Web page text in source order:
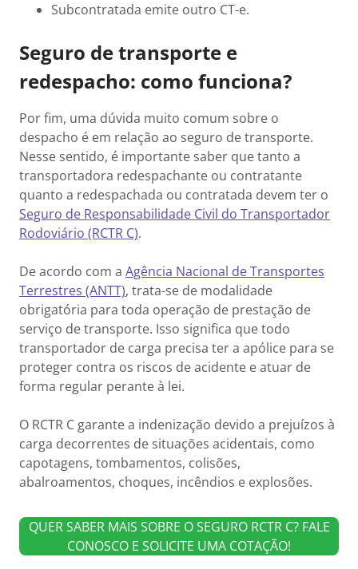
Subcontratada emite outro CT-e.
Seguro de transporte e
redespacho: como funciona?
Por fim, uma dúvida muito comum sobre o
despacho é em relação ao seguro de transporte.
Nesse sentido, é importante saber que tanto a
transportadora redespachante ou contratante
quanto a redespachada ou contratada devem ter o
Seguro de Responsabilidade Civil do Transportador
Rodoviário (RCTR C).
De acordo com a Agência Nacional de Transportes
Terrestres (ANTT), trata-se de modalidade
obrigatória para toda operação de prestação de
serviço de transporte. Isso significa que todo
transportador de carga precisa ter a apólice para se
proteger contra os riscos de acidente e atuar de
forma regular perante à lei.
O RCTR C garante a indenização devido a prejuízos à
carga decorrentes de situações acidentais, como
capotagens, tombamentos, colisões,
abalroamentos, choques, incêndios e explosões.
QUER SABER MAIS SOBRE O SEGURO RCTR C? FALE
CONOSCO E SOLICITE UMA COTAÇÃO!